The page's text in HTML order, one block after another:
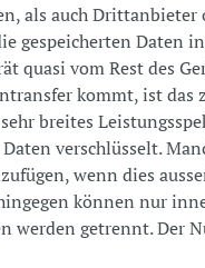
als auch Drittanbieter
gespeicherten Daten
quasi vom Rest des
kommt, ist das
breites
verschlüsselt.
wenn dies
können nur
werden getrennt. Der